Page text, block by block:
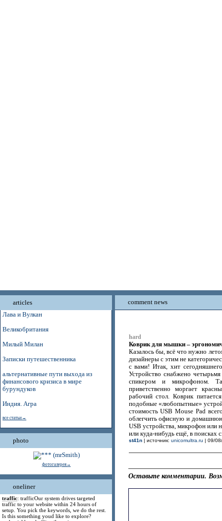
articles
Лава и Вулкан
Великобритания
Милый Милан
Записки путешественника
альтернативные пути выхода из
финансового кризиса в мире
бурундуков
Индия. Агра
все статьи→
photo
фотогалерея→
oneliner
traffic: trafficOur system drives targeted
traffic to your website within 24 hours of
setup. You pick the keywords, we do the rest.
Is this something youd like to explore?
comment news
hard
Коврик для мышки –
Казалось бы, всё что нужно
дизайнеры с этим не
с вами! Итак, хит
Устройство снабжено
спикером и микрофоном.
приветственно моргает
рабочий стол. Коврик
подобные «любопытные»
стоимость USB Mouse Pad
облегчить офисную и
USB устройства, микрофон или
или куда-нибудь ещё, в поисках
st41n| источник: unicomultra.ru | 09/
Оставьте комментарии.